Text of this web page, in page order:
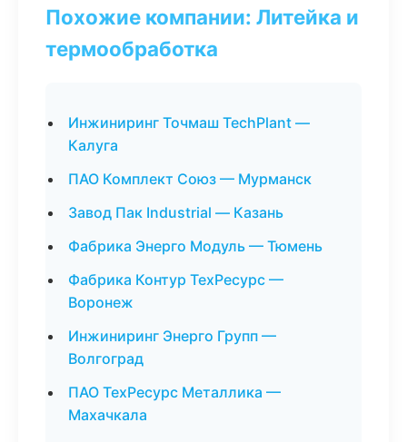
Похожие компании: Литейка и
термообработка
Инжиниринг Точмаш TechPlant —
Калуга
ПАО Комплект Союз — Мурманск
Завод Пак Industrial — Казань
Фабрика Энерго Модуль — Тюмень
Фабрика Контур ТехРесурс —
Воронеж
Инжиниринг Энерго Групп —
Волгоград
ПАО ТехРесурс Металлика —
Махачкала